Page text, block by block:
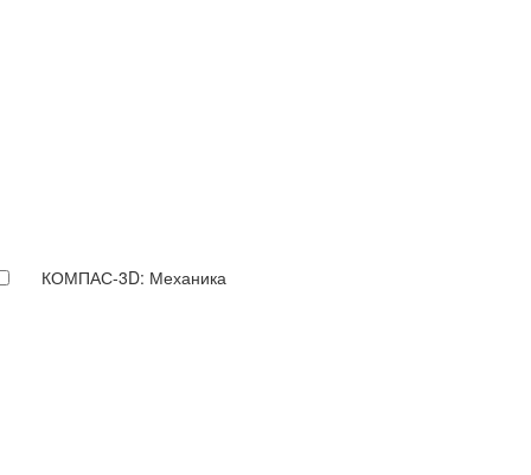
КОМПАС-3D: Механика